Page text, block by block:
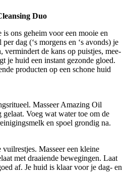
Duo
ons geheim voor een mooie en
dag (‘s morgens en ‘s avonds) je
vermindert de kans op puistjes, mee-
je huid een instant gezonde gloed.
producten op een schone huid
Masseer Amazing Oil
Voeg wat water toe om de
en spoel grondig na.
Masseer een kleine
met draaiende bewegingen. Laat
af. Je huid is klaar voor je dag- en